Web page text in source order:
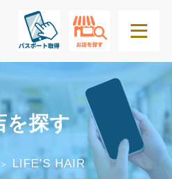
を探す
＞ LIFE’S HAIR